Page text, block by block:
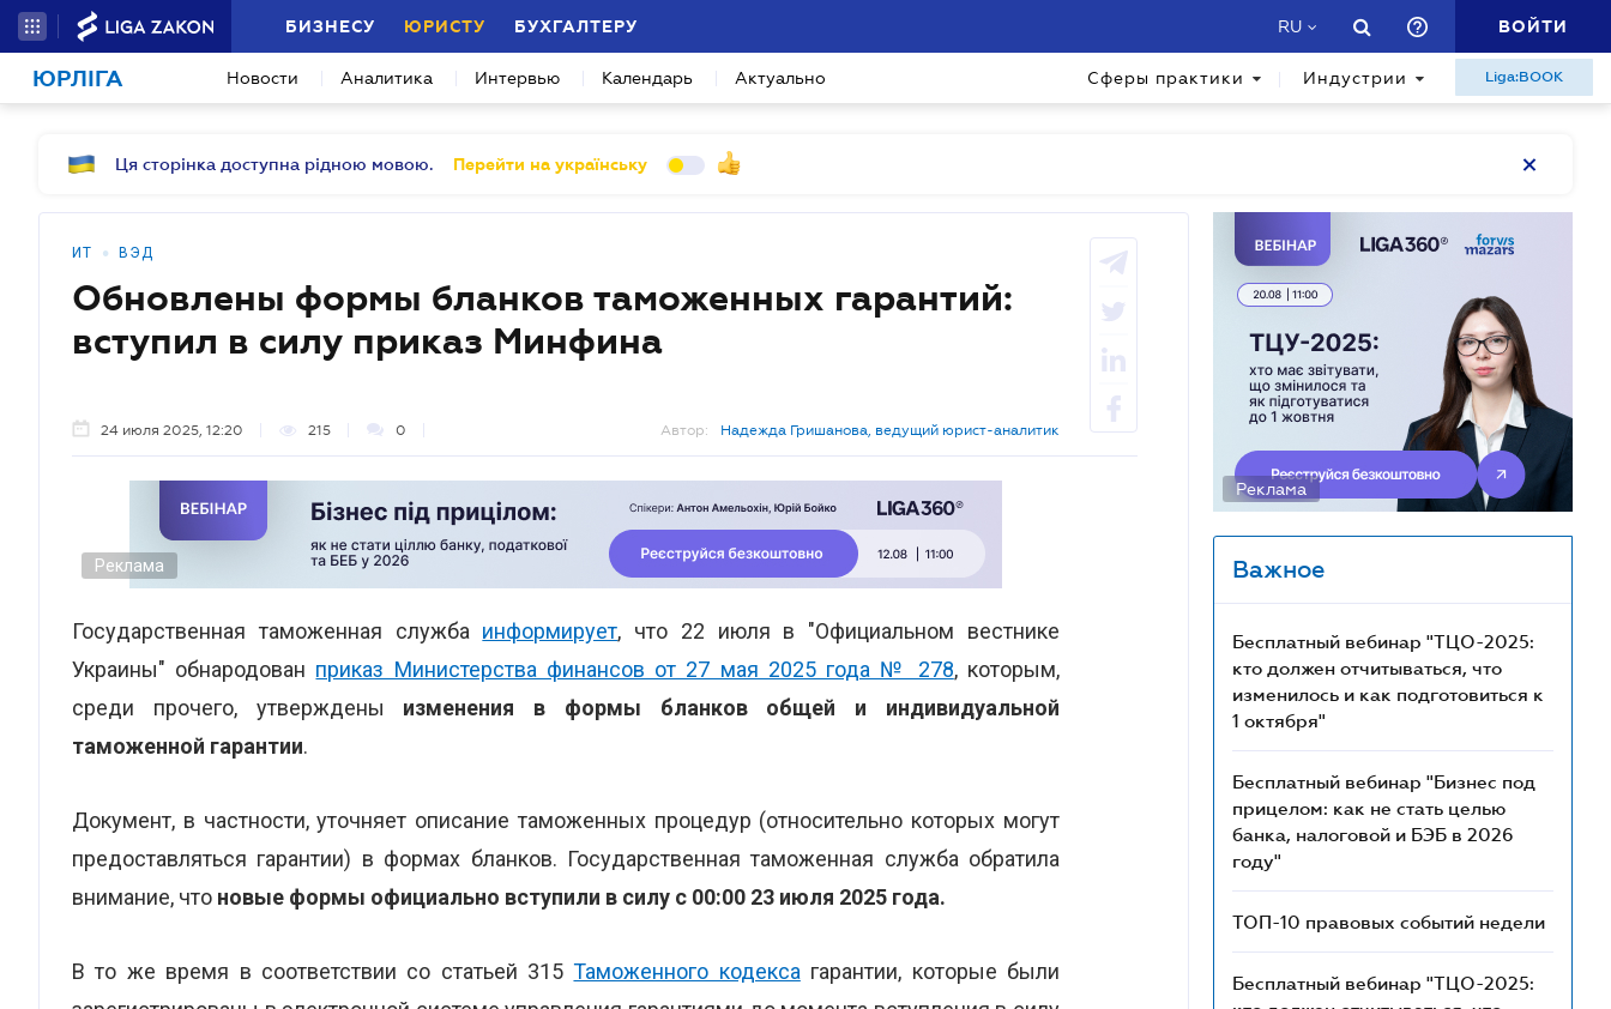
БИЗНЕСУ ЮРИСТУ БУХГАЛТЕРУ RU ВОЙТИ
ЮРЛІГА Новости Аналитика Интервью Календарь Актуально Сферы практики Индустрии Liga:BOOK
Ця сторінка доступна рідною мовою. Перейти на українську
ИТ • ВЭД
Обновлены формы бланков таможенных гарантий:
вступил в силу приказ Минфина
24 июля 2025, 12:20 215 0 Автор: Надежда Гришанова, ведущий юрист-аналитик
Реклама
Государственная таможенная служба информирует, что 22 июля в "Официальном вестнике
Украины" обнародован приказ Министерства финансов от 27 мая 2025 года № 278, которым,
среди прочего, утверждены изменения в формы бланков общей и индивидуальной
таможенной гарантии.
Документ, в частности, уточняет описание таможенных процедур (относительно которых могут
предоставляться гарантии) в формах бланков. Государственная таможенная служба обратила
внимание, что новые формы официально вступили в силу с 00:00 23 июля 2025 года.
В то же время в соответствии со статьей 315Таможенного кодекса гарантии, которые были
Реклама
Важное
Бесплатный вебинар "ТЦО-2025:
кто должен отчитываться, что
изменилось и как подготовиться к
1 октября"
Бесплатный вебинар "Бизнес под
прицелом: как не стать целью
банка, налоговой и БЭБ в 2026
году"
ТОП-10 правовых событий недели
Бесплатный вебинар "ТЦО-2025: